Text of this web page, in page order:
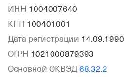
ИНН 1004007640
КПП 100401001
Дата регистрации 14.09.1990
ОГРН 1021000879393
Основной ОКВЭД 68.32.2